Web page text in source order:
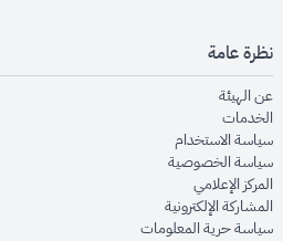
نظرة عامة
عن الهيئةopens in new window
الخدماتopens in new window
سياسة الاستخدام
سياسة الخصوصيةopens in new window
المركز الإعلاميopens in new window
المشاركة الإلكترونيةopens in new window
سياسة حرية المعلوماتopens in new window